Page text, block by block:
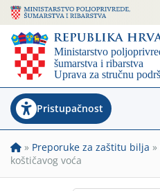
Pristupačnost
» Preporuke za zaštitu bilja »
koštičavog voća